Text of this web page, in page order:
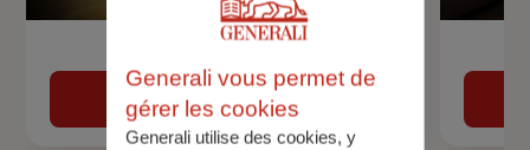
Obtenir une estimation
Generali vous permet de
gérer les cookies
Generali utilise des cookies, y